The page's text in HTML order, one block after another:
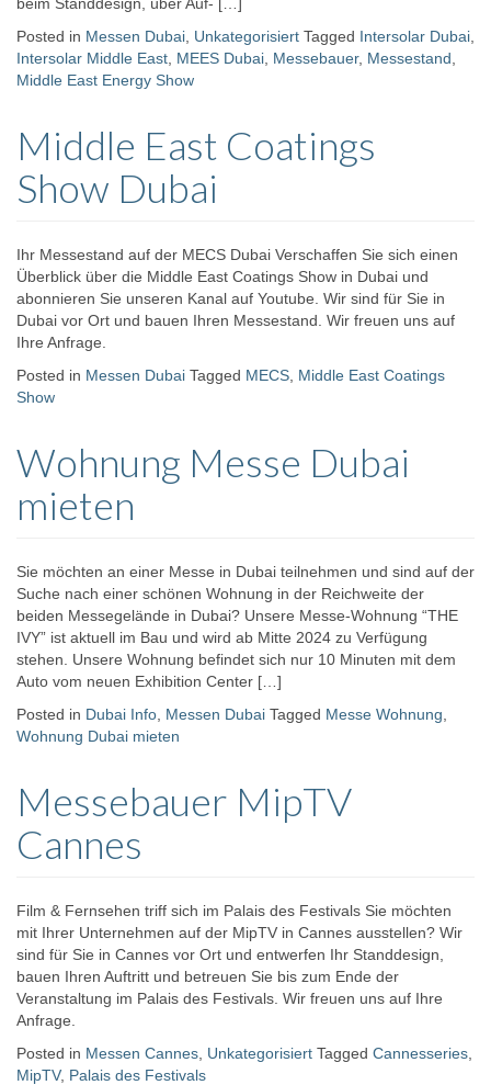
Posted in Messen Dubai Unkategorisiert Tagged Intersolar Dubai
Intersolar Middle East MEES Dubai Messebauer, Messestand
Middle East Energy Show
Middle East Coatings
Show Dubai
Ihr Messestand auf der MECS Dubai Verschaffen Sie sich einen
Überblick über die Middle East Coatings Show in Dubai und
abonnieren Sie unseren Kanal auf Youtube. Wir sind für Sie in
Dubai vor Ort und bauen Ihren Messestand. Wir freuen uns auf
Ihre Anfrage.
Posted in Messen Dubai Tagged MECS Middle East Coatings
Show
Wohnung Messe Dubai
mieten
Sie möchten an einer Messe in Dubai teilnehmen und sind auf der
Suche nach einer schönen Wohnung in der Reichweite der
beiden Messegelände in Dubai? Unsere Messe-Wohnung “THE
IVY” ist aktuell im Bau und wird ab Mitte 2024 zu Verfügung
stehen. Unsere Wohnung befindet sich nur 10 Minuten mit dem
Auto vom neuen Exhibition Center […]
Posted in Dubai Info Messen Dubai Tagged Messe Wohnung
Wohnung Dubai mieten
Messebauer MipTV
Cannes
Film & Fernsehen triff sich im Palais des Festivals Sie möchten
mit Ihrer Unternehmen auf der MipTV in Cannes ausstellen? Wir
sind für Sie in Cannes vor Ort und entwerfen Ihr Standdesign,
bauen Ihren Auftritt und betreuen Sie bis zum Ende der
Veranstaltung im Palais des Festivals. Wir freuen uns auf Ihre
Anfrage.
Posted in Messen Cannes Unkategorisiert Tagged Cannesseries
MipTV, Palais des Festivals